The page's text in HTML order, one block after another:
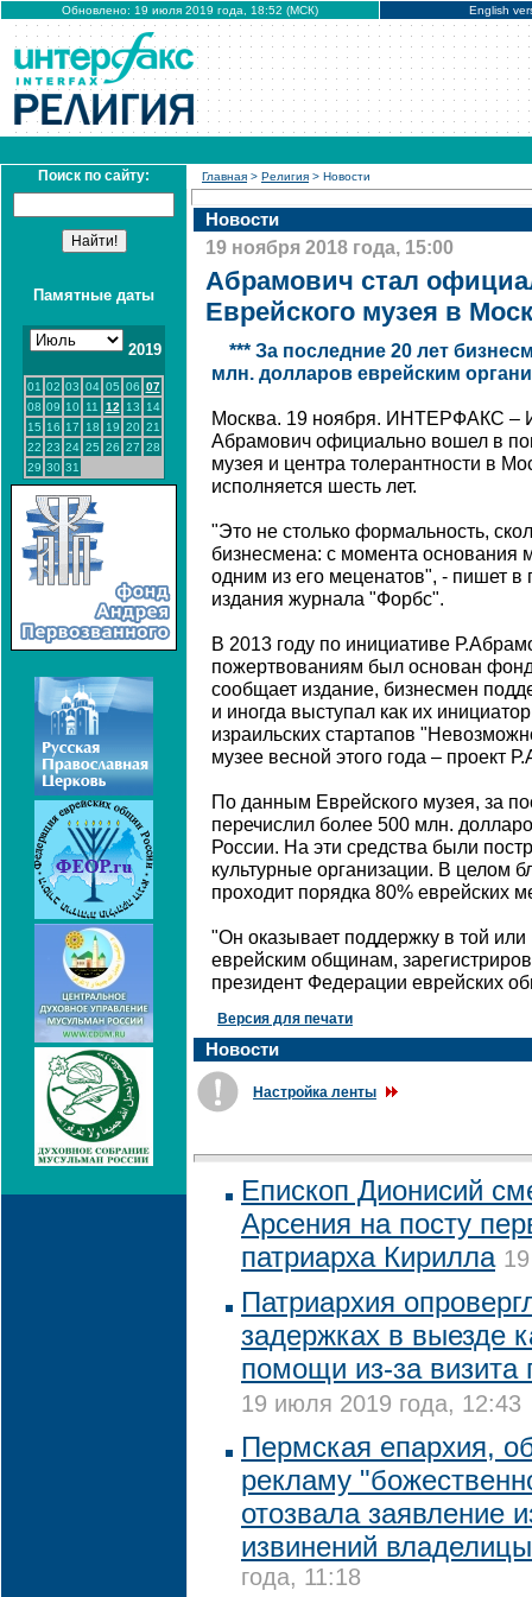
Обновлено: 19 июля 2019 года, 18:52 (МСК) English
Поиск по сайту:
Памятные даты
2019
01 02 03 04 05 06 07
08 09 10 11 12 13
14
15 16 17 18 19 20 21
22 23 24 25 26 27 28
29 30 31
Главная > Религия > Новости
Новости
19 ноября 2018 года, 15:00
Абрамович стал
Еврейского музея в
*** За последние 20 лет
млн. долларов еврейским
Москва. 19 ноября. ИНТЕРФАКС –
Абрамович официально вошел в
музея и центра толерантности в
исполняется шесть лет.
"Это не столько формальность,
бизнесмена: с момента
одним из его меценатов", - пишет в
издания журнала "Форбс".
В 2013 году по инициативе
пожертвованиям был основан
сообщает издание, бизнесмен
и иногда выступал как их
израильских стартапов
музее весной этого года – проект
По данным Еврейского музея, за
перечислил более 500 млн.
России. На эти средства были
культурные организации. В целом
проходит порядка 80% еврейских
"Он оказывает поддержку в той
еврейским общинам,
президент Федерации еврейских
Версия для печати
Новости
Настройка ленты
Епископ Дионисий
Арсения на посту
патриарха Кирилла
Патриархия
задержках в выезде
помощи из-за
19 июля 2019 года, 12:43
Пермская епархия,
рекламу
отозвала заявление
извинений
года, 11:18